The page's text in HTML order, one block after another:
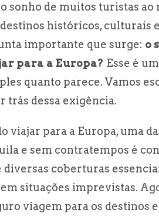
a
r
sonho de muitos turistas
históricos, culturais
importante que surge: o
para a Europa? Esse é
quanto parece. Vamos
trás dessa exigência.
viajar para a Europa, uma
e sem contratempos é
coberturas
situações imprevistas.
viagem para os destinos